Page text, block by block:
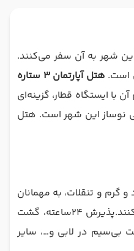
شهر به آن سفر می‌کنند.
هتل آپارتمان 3 ستاره
با ایستگاه قطار، گزینه‌ای
یکی از مجموعه‌های اقامتی نوساز این شهر است. هتل
گرم و تنقلات، به مهمانان
سرویس‌دهی می‌کند. این هتل یک پارکینگ بدون نیاز به رزرو قبلی دارد و مسافرانی که با اتومبیل شخصی‌شان به مشهد سفر کرده‌اند، می‌توانند از آن استفاده کنند.پذیرش ۲۴‌ساعته، گشت
بی‌سیم در لابی و…، سایر